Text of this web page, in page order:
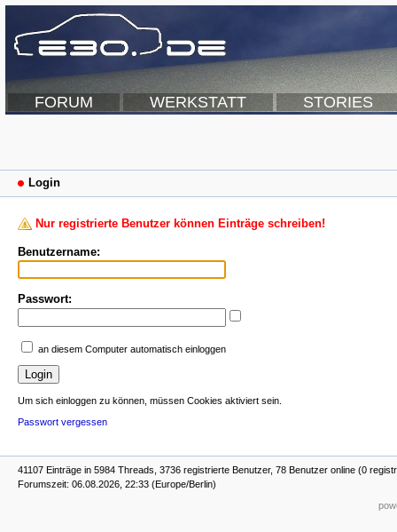
FORUM WERKSTATT STORIES
Login
Nur registrierte Benutzer können Einträge schreiben!
Benutzername:
Passwort:
an diesem Computer automatisch einloggen
Um sich einloggen zu können, müssen Cookies aktiviert sein.
Passwort vergessen
41107 Einträge in 5984 Threads, 3736 registrierte Benutzer, 78 Benutzer online (0
Forumszeit: 06.08.2026, 22:33 (Europe/Berlin)